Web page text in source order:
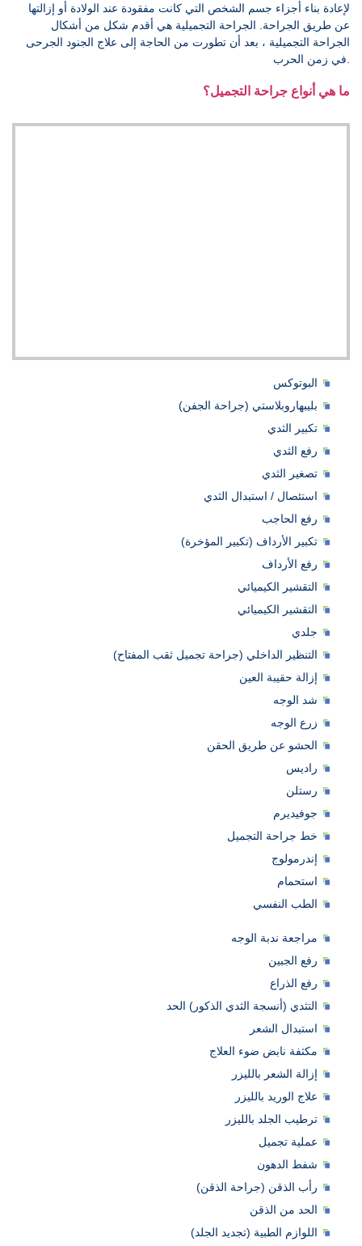
لإعادة بناء أجزاء جسم الشخص التي كانت مفقودة عند الولادة أو إزالتها
عن طريق الجراحة. الجراحة التجميلية هي أقدم شكل من أشكال
الجراحة التجميلية ، بعد أن تطورت من الحاجة إلى علاج الجنود الجرحى
في زمن الحرب.
ما هي أنواع جراحة التجميل؟
البوتوكس
بليبهاروبلاستي (جراحة الجفن)
تكبير الثدي
رفع الثدي
تصغير الثدي
استئصال / استبدال الثدي
رفع الحاجب
تكبير الأرداف (تكبير المؤخرة)
رفع الأرداف
التقشير الكيميائي
التقشير الكيميائي
جلدي
التنظير الداخلي (جراحة تجميل ثقب المفتاح)
إزالة حقيبة العين
شد الوجه
زرع الوجه
الحشو عن طريق الحقن
راديس
رستلن
جوفيديرم
خط جراحة التجميل
إندرمولوج
استحمام
الطب النفسي
مراجعة ندبة الوجه
رفع الجبين
رفع الذراع
التثدي (أنسجة الثدي الذكور) الحد
استبدال الشعر
مكثفة نابض ضوء العلاج
إزالة الشعر بالليزر
علاج الوريد بالليزر
ترطيب الجلد بالليزر
عملية تجميل
شفط الدهون
رأب الذقن (جراحة الذقن)
الحد من الذقن
اللوازم الطبية (تجديد الجلد)